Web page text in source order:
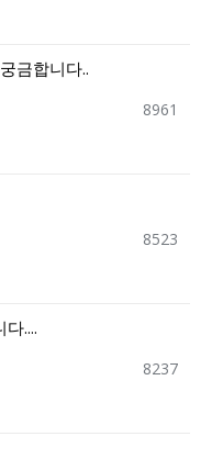
금합니다..
8961
8523
....
8237